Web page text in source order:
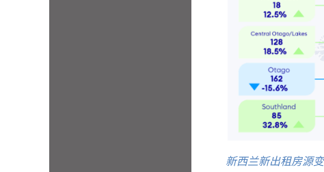
新西兰新出租房源